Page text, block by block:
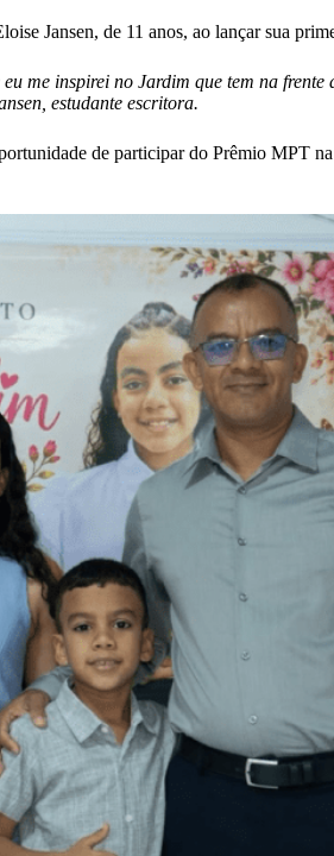
Jansen, de 11 anos, ao lançar sua
me inspirei no Jardim que tem na
estudante escritora.
de participar do Prêmio MPT